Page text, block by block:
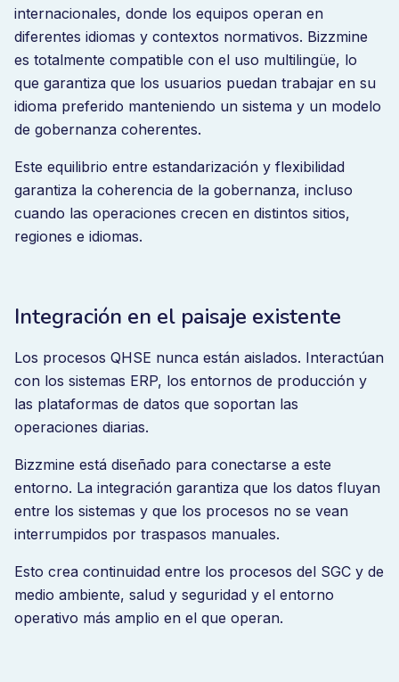
internacionales, donde los equipos operan en
diferentes idiomas y contextos normativos. Bizzmine
es totalmente compatible con el uso multilingüe, lo
que garantiza que los usuarios puedan trabajar en su
idioma preferido manteniendo un sistema y un modelo
de gobernanza coherentes.
Este equilibrio entre estandarización y flexibilidad
garantiza la coherencia de la gobernanza, incluso
cuando las operaciones crecen en distintos sitios,
regiones e idiomas.
Integración en el paisaje existente
Los procesos QHSE nunca están aislados. Interactúan
con los sistemas ERP, los entornos de producción y
las plataformas de datos que soportan las
operaciones diarias.
Bizzmine está diseñado para conectarse a este
entorno. La integración garantiza que los datos fluyan
entre los sistemas y que los procesos no se vean
interrumpidos por traspasos manuales.
Esto crea continuidad entre los procesos del SGC y de
medio ambiente, salud y seguridad y el entorno
operativo más amplio en el que operan.